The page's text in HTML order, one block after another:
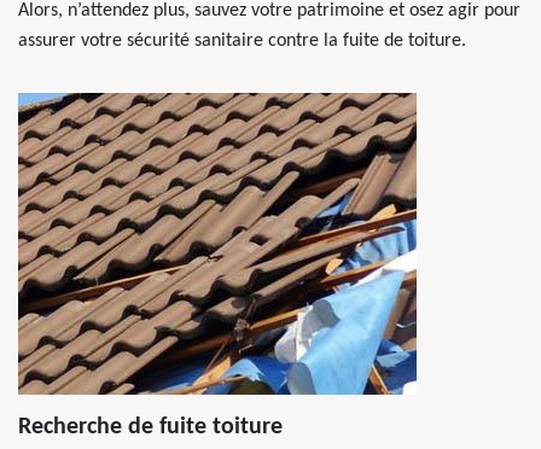
Alors, n’attendez plus, sauvez votre patrimoine et osez agir pour
assurer votre sécurité sanitaire contre la fuite de toiture.
Recherche de fuite toiture